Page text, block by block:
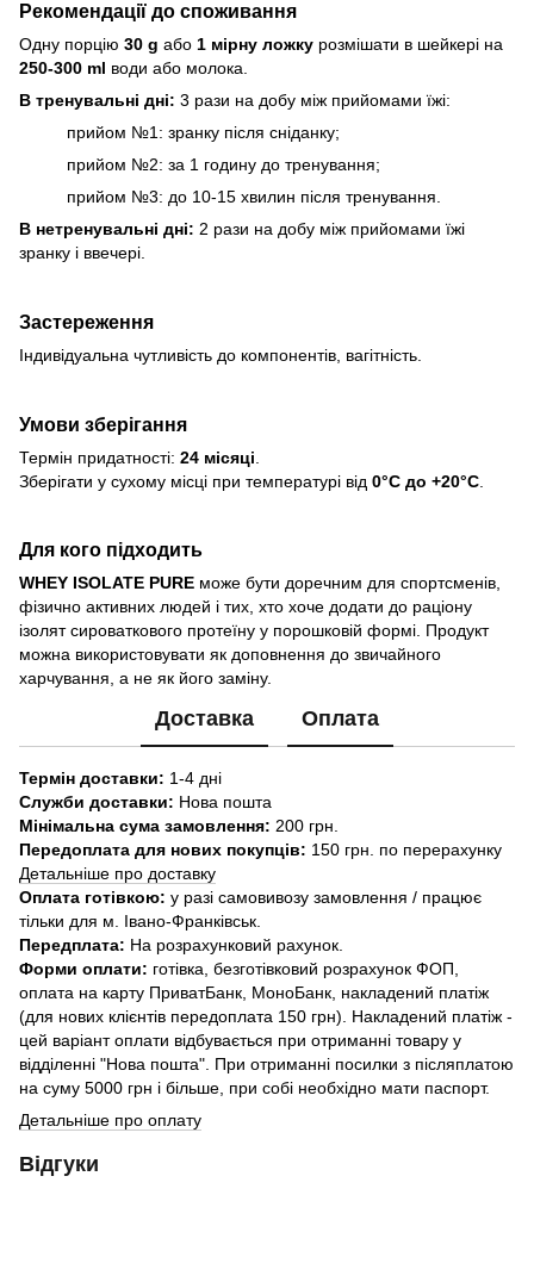
Рекомендації до споживання
Одну порцію 30 g або 1 мірну ложку розмішати в шейкері на
250-300 ml води або молока.
В тренувальні дні: 3 рази на добу між прийомами їжі:
прийом №1: зранку після сніданку;
прийом №2: за 1 годину до тренування;
прийом №3: до 10-15 хвилин після тренування.
В нетренувальні дні: 2 рази на добу між прийомами їжі
зранку і ввечері.
Застереження
Індивідуальна чутливість до компонентів, вагітність.
Умови зберігання
Термін придатності: 24 місяці
Зберігати у сухому місці при температурі від 0°C до +20°C
Для кого підходить
WHEY ISOLATE PURE може бути доречним для спортсменів,
фізично активних людей і тих, хто хоче додати до раціону
ізолят сироваткового протеїну у порошковій формі. Продукт
можна використовувати як доповнення до звичайного
харчування, а не як його заміну.
Доставка Оплата
Термін доставки: 1-4 дні
Служби доставки: Нова пошта
Мінімальна сума замовлення: 200 грн.
Передоплата для нових покупців: 150 грн. по перерахунку
Детальніше про доставку
Оплата готівкою: у разі самовивозу замовлення / працює
тільки для м. Івано-Франківськ.
Передплата: На розрахунковий рахунок.
Форми оплати: готівка, безготівковий розрахунок ФОП,
оплата на карту ПриватБанк, МоноБанк, накладений платіж
(для нових клієнтів передоплата 150 грн). Накладений платіж -
цей варіант оплати відбувається при отриманні товару у
відділенні "Нова пошта". При отриманні посилки з післяплатою
на суму 5000 грн і більше, при собі необхідно мати паспорт.
Детальніше про оплату
Відгуки